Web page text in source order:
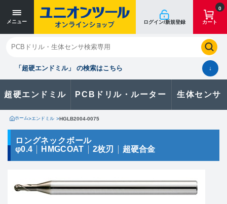
メニュー ログイン/新規登録
0
カート
「超硬エンドミル」 の検索はこちら ↓
超硬エンドミル PCBドリル・ルーター 生体センサ
閉じる
お気に入り クイックオーダー 購入履歴
製品に関するお問い合わせはこちら
カタログ一覧
ホーム>エンドミル >HGLB2004-0075
ロングネックボール
φ0.4
HMGCOAT 2枚刃 超硬合金
寸法単位 [mm]
寸法単位 [mm]